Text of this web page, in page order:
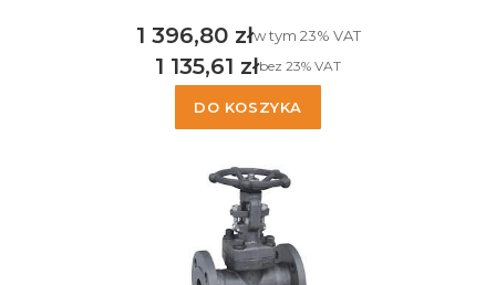
Cena brutto
1 396,80 złw tym %s VAT
w tym 23% VAT
Cena netto
1 135,61 złbez 23% VAT
DO KOSZYKA